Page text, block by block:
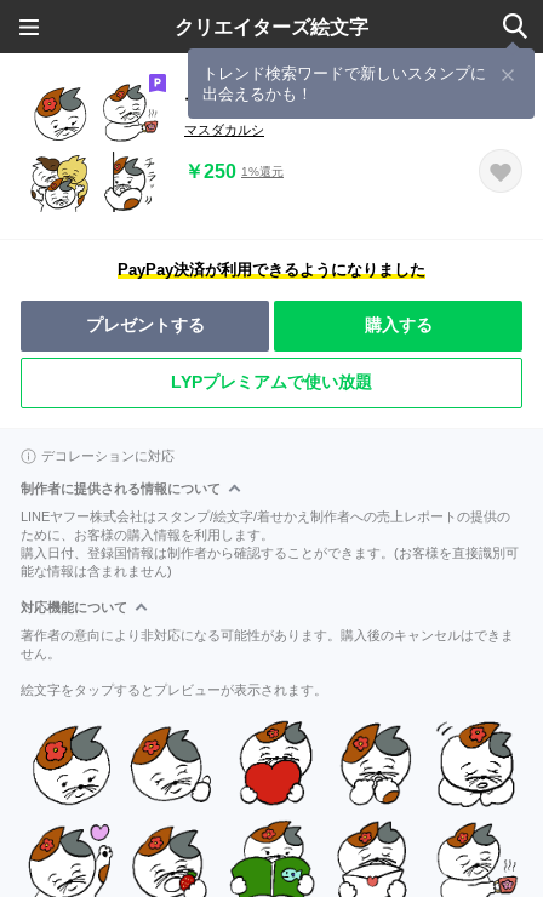
クリエイターズ絵文字
トレンド検索ワードで新しいスタンプに
出会えるかも！
マドンナはなちゃん
マスダカルシ
￥250 1%還元
PayPay決済が利用できるようになりました
プレゼントする 購入する
LYPプレミアムで使い放題
デコレーションに対応
制作者に提供される情報について
LINEヤフー株式会社はスタンプ/絵文字/着せかえ制作者への売上レポートの提供の
ために、お客様の購入情報を利用します。
購入日付、登録国情報は制作者から確認することができます。(お客様を直接識別可
能な情報は含まれません)
対応機能について
著作者の意向により非対応になる可能性があります。購入後のキャンセルはできま
せん。
絵文字をタップするとプレビューが表示されます。